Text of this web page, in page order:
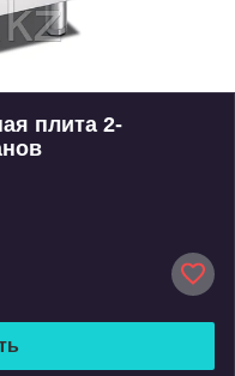
плита 2-